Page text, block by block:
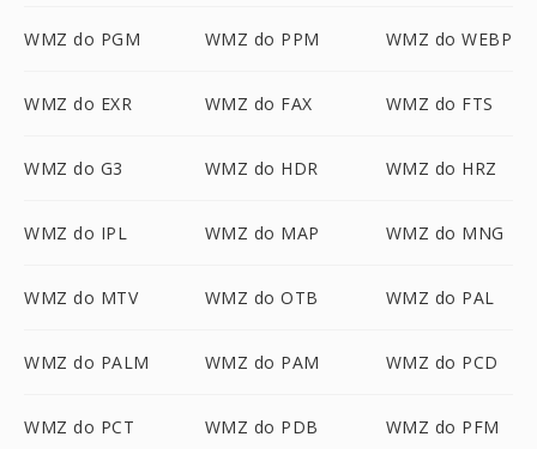
WMZ do PGM WMZ do PPM WMZ do WEBP
WMZ do EXR WMZ do FAX WMZ do FTS
WMZ do G3 WMZ do HDR WMZ do HRZ
WMZ do IPL WMZ do MAP WMZ do MNG
WMZ do MTV WMZ do OTB WMZ do PAL
WMZ do PALM WMZ do PAM WMZ do PCD
WMZ do PCT WMZ do PDB WMZ do PFM